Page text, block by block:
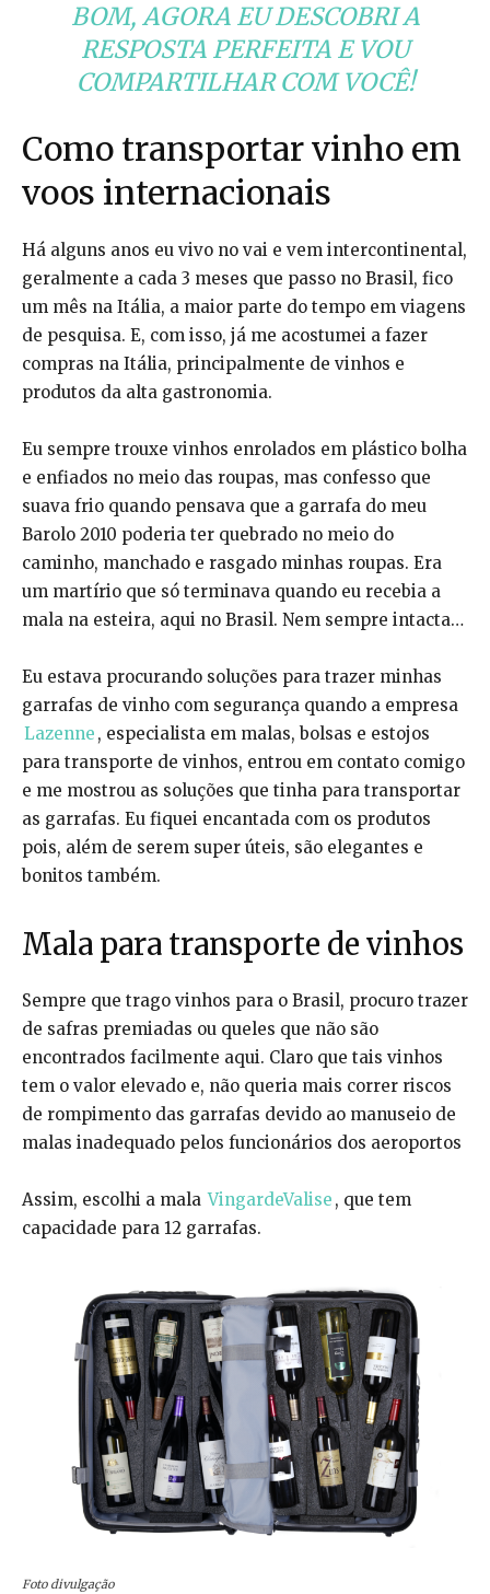
BOM, AGORA EU DESCOBRI A
RESPOSTA PERFEITA E VOU
COMPARTILHAR COM VOCÊ!
Como transportar vinho em
voos internacionais
Há alguns anos eu vivo no vai e vem intercontinental,
geralmente a cada 3 meses que passo no Brasil, fico
um mês na Itália, a maior parte do tempo em viagens
de pesquisa. E, com isso, já me acostumei a fazer
compras na Itália, principalmente de vinhos e
produtos da alta gastronomia.
Eu sempre trouxe vinhos enrolados em plástico bolha
e enfiados no meio das roupas, mas confesso que
suava frio quando pensava que a garrafa do meu
Barolo 2010 poderia ter quebrado no meio do
caminho, manchado e rasgado minhas roupas. Era
um martírio que só terminava quando eu recebia a
mala na esteira, aqui no Brasil. Nem sempre intacta…
Eu estava procurando soluções para trazer minhas
garrafas de vinho com segurança quando a empresa
Lazenne , especialista em malas, bolsas e estojos
para transporte de vinhos, entrou em contato comigo
e me mostrou as soluções que tinha para transportar
as garrafas. Eu fiquei encantada com os produtos
pois, além de serem super úteis, são elegantes e
bonitos também.
Mala para transporte de vinhos
Sempre que trago vinhos para o Brasil, procuro trazer
de safras premiadas ou queles que não são
encontrados facilmente aqui. Claro que tais vinhos
tem o valor elevado e, não queria mais correr riscos
de rompimento das garrafas devido ao manuseio de
malas inadequado pelos funcionários dos aeroportos
Assim, escolhi a mala VingardeValise , que tem
capacidade para 12 garrafas.
Foto divulgação